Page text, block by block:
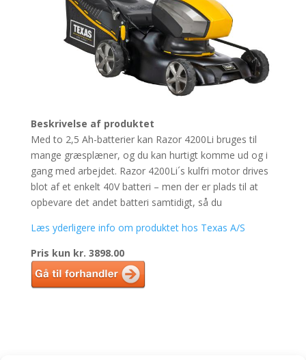
Beskrivelse af produktet
Med to 2,5 Ah-batterier kan Razor 4200Li bruges til
mange græsplæner, og du kan hurtigt komme ud og i
gang med arbejdet. Razor 4200Li´s kulfri motor drives
blot af et enkelt 40V batteri – men der er plads til at
opbevare det andet batteri samtidigt, så du
Læs yderligere info om produktet hos Texas A/S
Pris kun kr. 3898.00